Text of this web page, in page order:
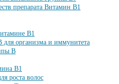
препарата Витамин B1
В1
организма и иммунитета
B
В1
роста волос